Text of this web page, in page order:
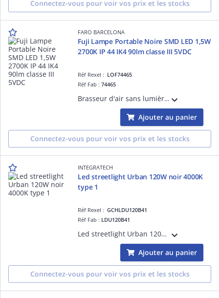
Connectez-vous pour voir vos prix et les stocks
FARO BARCELONA
Fuji Lampe Portable Noire SMD LED 1,5W
2700K IP 44 IK4 90lm classe III 5VDC
Réf Rexel : LOF74465
Réf Fab :74465
Brasseur d'air sans lumière avec une structure en Acier et Verre couleur Noir mat PC diam.1280mm 50/60Hz IP 20 classe I 220V-240V hauteur: 450mm longueur:1280mm profondeur: 1280mm
Ajouter au panier
Connectez-vous pour voir vos prix et les stocks
INTEGRATECH
Led streetlight Urban 120W noir 4000K
type 1
Réf Rexel :GCHLDU120B41
Réf Fab : LDU120B41
Led streetlight Urban 120W noir 4000K type 1, mode de pose:montage vertical/latéral, classe I, IK10, IP66, puiss.:28 W, flux:13500lm, L70/B50:147568 h, L80/B10:75000 h, efficience:112,5lm/W
Ajouter au panier
Connectez-vous pour voir vos prix et les stocks